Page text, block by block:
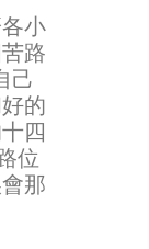
小
路
己
的
四
位
那